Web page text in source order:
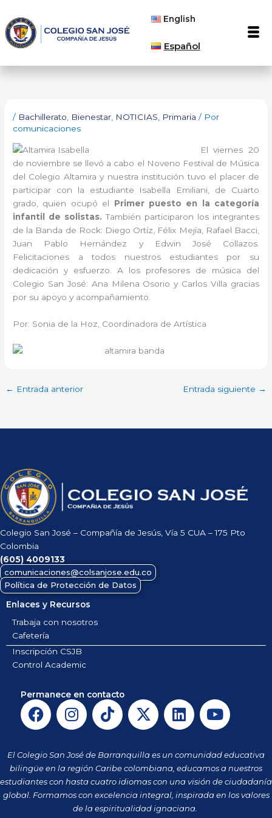
contenido
English
Español
/ Bachillerato, Bienestar, NOTICIAS, Primaria / Por
comunicaciones
El viernes 20
de noviembre se llevó a cabo el Noveno Festival de Música
del Colegio Altamira y nuestra institución tuvo el placer de
participar con la estudiante Isabella Emiliani, de Cuarto
grado, quien ocupó el Primer puesto en la categoría
infantil de solistas.También participaron los integrantes
de la Banda de Rock: Diego Ortíz, Félix Mejía, Rafael Bacci,
Juan Pablo Hernández y Edwin José Collazos.
Felicitaciones a todos nuestros estudiantes por su
dedicación y esfuerzo. A los profesores de música del
Colegio San José: Ana Milena Osorio y Carlos Villa gracias
por su apoyo y acompañamiento.
Por: Sonia de la Hoz, Coordinadora de Artística
← Entrada anterior Entrada siguiente →
Colegio San José – Compañía de Jesús, Vía 5 CUA – 175 Pto
Colombia
(605) 4009133
comunicaciones@colsanjose.edu.co
Política de Protección de Datos
Enlaces y Recursos
Trabaja con nosotros
Cafetería
Inscripción CSJB
Control Academic
Permanece en contacto
F
a
e
b
o
o
I
n
t
a
g
r
a
T
i
t
o
k
X
-
w
i
t
t
e
L
i
k
e
d
i
n
Y
o
t
u
b
e
El Colegio San José de Barranquilla es un comunidad educativa
bilingüe en la región Caribe colombiana, educamos a nuestros
estudiantes con hasta cuatro idiomas con una visión de ciudadanía
global. Formamos con excelencia integral, inspirada en los valores
de la espiritualidad ignaciana.